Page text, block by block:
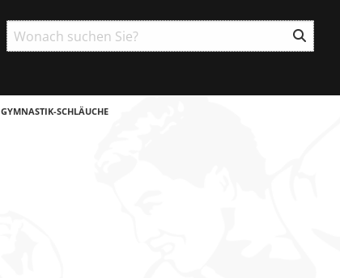
GYMNASTIK-SCHLÄUCHE